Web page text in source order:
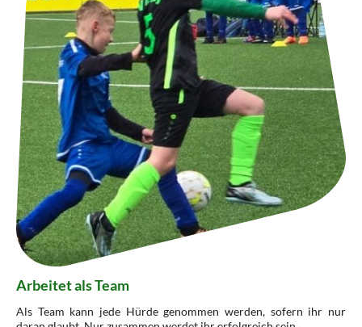
Arbeitet als Team
Als Team kann jede Hürde genommen werden, sofern ihr nur